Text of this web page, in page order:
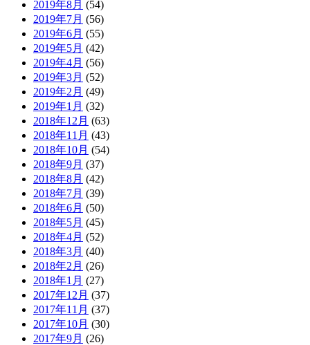
2019年8月 (54)
2019年7月 (56)
2019年6月 (55)
2019年5月 (42)
2019年4月 (56)
2019年3月 (52)
2019年2月 (49)
2019年1月 (32)
2018年12月 (63)
2018年11月 (43)
2018年10月 (54)
2018年9月 (37)
2018年8月 (42)
2018年7月 (39)
2018年6月 (50)
2018年5月 (45)
2018年4月 (52)
2018年3月 (40)
2018年2月 (26)
2018年1月 (27)
2017年12月 (37)
2017年11月 (37)
2017年10月 (30)
2017年9月 (26)